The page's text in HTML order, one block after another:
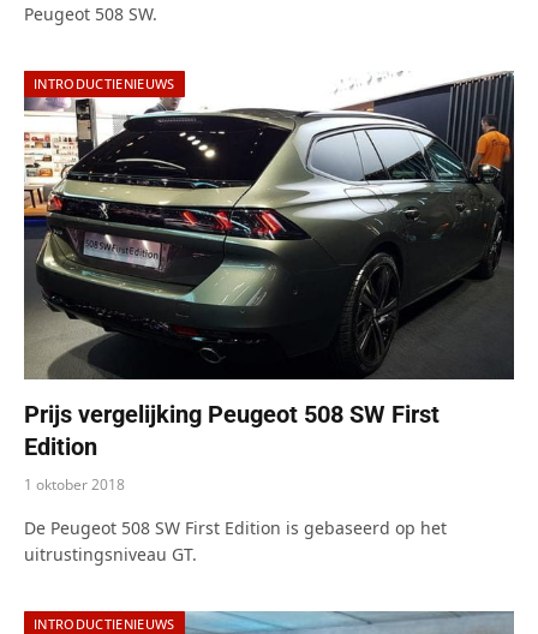
Peugeot 508 SW.
INTRODUCTIENIEUWS
Prijs vergelijking Peugeot 508 SW First
Edition
1 oktober 2018
De Peugeot 508 SW First Edition is gebaseerd op het
uitrustingsniveau GT.
INTRODUCTIENIEUWS